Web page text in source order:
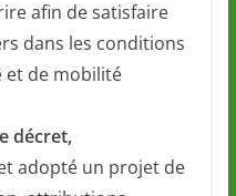
afin de satisfaire
dans les conditions
et de mobilité
décret,
adopté un projet de